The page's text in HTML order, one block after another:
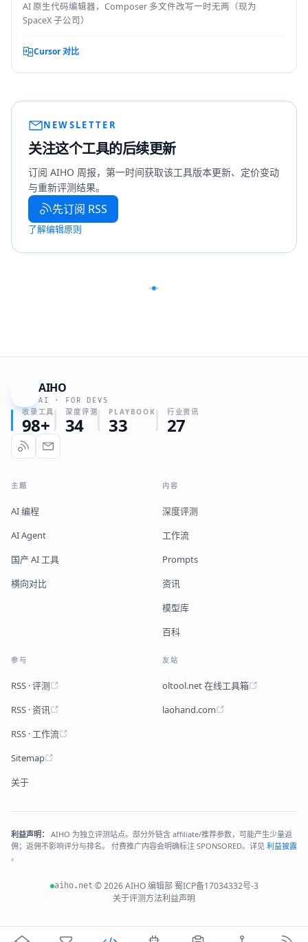
AI 原生代码编辑器，Composer 多文件改写一时无两（现为
SpaceX 子公司）
Cursor 对比
NEWSLETTER
关注这个工具的后续更新
订阅 AIHO 周报，第一时间获取该工具版本更新、定价变动
与重新评测结果。
先订阅 RSS
了解编辑原则
AIHO
AI · FOR DEVS
收录工具
98+
深度评测
34
PLAYBOOK
33
行业资讯
27
主题
AI 编程
AI Agent
国产 AI 工具
横向对比
内容
深度评测
工作流
Prompts
资讯
模型库
百科
参与
RSS · 评测
RSS · 资讯
RSS · 工作流
Sitemap
关于
友站
oltool.net 在线工具箱
laohand.com
利益声明：
AIHO 为独立评测站点。部分外链含 affiliate/推荐参数，可能产生少量返
佣；返佣不影响评分与排名。 付费推广内容会明确标注 SPONSORED。详见 利益披露
。
aiho.net·© 2026 AIHO 编辑部·蜀ICP备17034332号-3
关于评测方法利益声明